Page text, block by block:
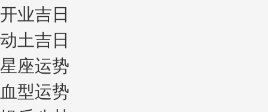
开业吉日
动土吉日
星座运势
血型运势